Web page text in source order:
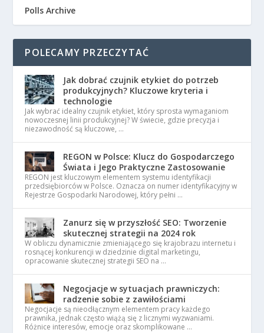
Polls Archive
POLECAMY PRZECZYTAĆ
Jak dobrać czujnik etykiet do potrzeb
produkcyjnych? Kluczowe kryteria i
technologie
Jak wybrać idealny czujnik etykiet, który sprosta wymaganiom
nowoczesnej linii produkcyjnej? W świecie, gdzie precyzja i
niezawodność są kluczowe, …
REGON w Polsce: Klucz do Gospodarczego
Świata i Jego Praktyczne Zastosowanie
REGON jest kluczowym elementem systemu identyfikacji
przedsiębiorców w Polsce. Oznacza on numer identyfikacyjny w
Rejestrze Gospodarki Narodowej, który pełni …
Zanurz się w przyszłość SEO: Tworzenie
skutecznej strategii na 2024 rok
W obliczu dynamicznie zmieniającego się krajobrazu internetu i
rosnącej konkurencji w dziedzinie digital marketingu,
opracowanie skutecznej strategii SEO na …
Negocjacje w sytuacjach prawniczych:
radzenie sobie z zawiłościami
Negocjacje są nieodłącznym elementem pracy każdego
prawnika, jednak często wiążą się z licznymi wyzwaniami.
Różnice interesów, emocje oraz skomplikowane …